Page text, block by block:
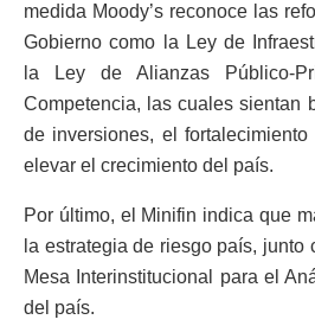
medida Moody’s reconoce las
Gobierno como la Ley de
la Ley de Alianzas Público-
Competencia, las cuales sientan
de inversiones, el
elevar el crecimiento del país.
Por último, el Minifin indica que
la estrategia de riesgo país, junto
Mesa Interinstitucional para el
del país.